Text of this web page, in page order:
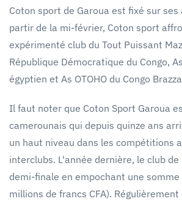
Coton sport de Garoua est fixé sur ses
partir de la mi-février, Coton sport
expérimenté club du Tout Puissant
République Démocratique du Congo,
égyptien et As OTOHO du Congo
Il faut noter que Coton Sport Garoua
camerounais qui depuis quinze ans
un haut niveau dans les compétitions
interclubs. L'année dernière, le club
demi-finale en empochant une
millions de francs CFA).